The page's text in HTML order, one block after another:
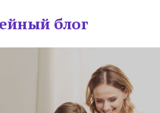
блог